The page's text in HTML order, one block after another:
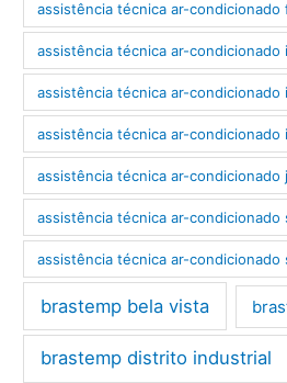
assistência técnica ar-condicionado
assistência técnica ar-condicionado
assistência técnica ar-condicionado
assistência técnica ar-condicionado
assistência técnica ar-condicionado
assistência técnica ar-condicionado
assistência técnica ar-condicionado
brastemp bela vista
brastemp distrito industrial